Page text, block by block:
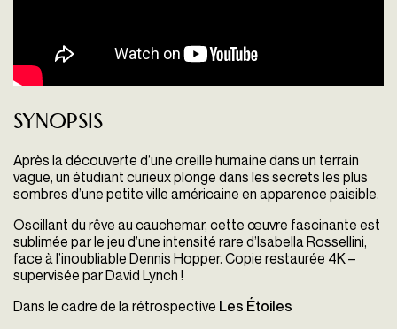
Synopsis
Après la découverte d’une oreille humaine dans un terrain
vague, un étudiant curieux plonge dans les secrets les plus
sombres d’une petite ville américaine en apparence paisible.
Oscillant du rêve au cauchemar, cette œuvre fascinante est
sublimée par le jeu d’une intensité rare d’Isabella Rossellini,
face à l’inoubliable Dennis Hopper. Copie restaurée 4K –
supervisée par David Lynch !
Dans le cadre de la rétrospective Les Étoiles